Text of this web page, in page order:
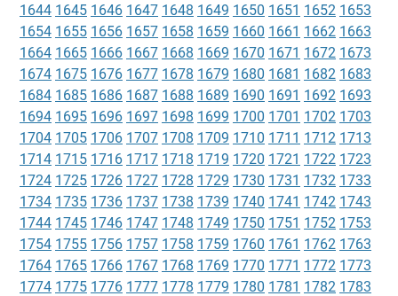
1644 1645 1646 1647 1648 1649 1650 1651 1652 1653
1654 1655 1656 1657 1658 1659 1660 1661 1662 1663
1664 1665 1666 1667 1668 1669 1670 1671 1672 1673
1674 1675 1676 1677 1678 1679 1680 1681 1682 1683
1684 1685 1686 1687 1688 1689 1690 1691 1692 1693
1694 1695 1696 1697 1698 1699 1700 1701 1702 1703
1704 1705 1706 1707 1708 1709 1710 1711 1712 1713
1714 1715 1716 1717 1718 1719 1720 1721 1722 1723
1724 1725 1726 1727 1728 1729 1730 1731 1732 1733
1734 1735 1736 1737 1738 1739 1740 1741 1742 1743
1744 1745 1746 1747 1748 1749 1750 1751 1752 1753
1754 1755 1756 1757 1758 1759 1760 1761 1762 1763
1764 1765 1766 1767 1768 1769 1770 1771 1772 1773
1774 1775 1776 1777 1778 1779 1780 1781 1782 1783